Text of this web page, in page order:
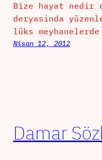
Bize hayat nedir
deryasinda
lüks
Nisan 12, 2012
Damar